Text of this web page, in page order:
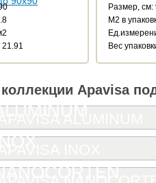
21.91
Размер, см:
М2 в
Веc
Apavisa